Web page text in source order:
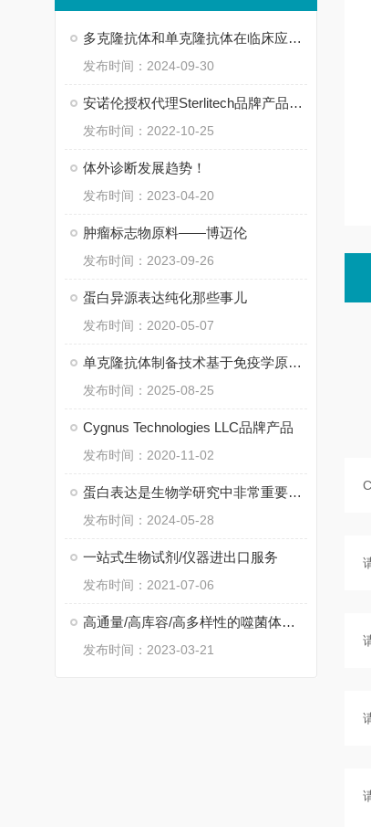
多克隆抗体和单克隆抗体在临床应用中有哪些主要区别？
发布时间：2024-09-30
安诺伦授权代理Sterlitech品牌产品活动进行中……
发布时间：2022-10-25
体外诊断发展趋势！
发布时间：2023-04-20
肿瘤标志物原料——博迈伦
发布时间：2023-09-26
蛋白异源表达纯化那些事儿
发布时间：2020-05-07
单克隆抗体制备技术基于免疫学原理和细胞工程技术
发布时间：2025-08-25
Cygnus Technologies LLC品牌产品
发布时间：2020-11-02
蛋白表达是生物学研究中非常重要的一个环节
发布时间：2024-05-28
一站式生物试剂/仪器进出口服务
发布时间：2021-07-06
高通量/高库容/高多样性的噬菌体抗体建库与筛选平台
发布时间：2023-03-21